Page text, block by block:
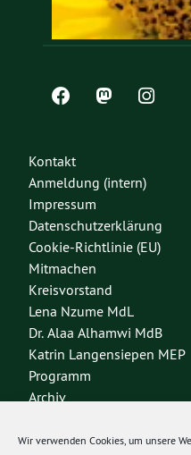
Wir verwenden Cookies, um unsere
Kontakt
Anmeldung (intern)
Impressum
Datenschutzerklärung
Cookie-Richtlinie (EU)
Mitmachen
Kreisvorstand
Lena Nzume MdL
Dr. Alaa Alhamwi MdB
Katrin Langensiepen MEP
Programm
Archiv
Bundesverband